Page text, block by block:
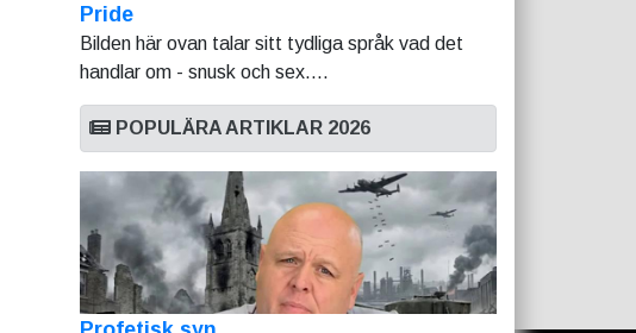
Pride
Bilden här ovan talar sitt tydliga språk vad det
handlar om - snusk och sex....
POPULÄRA ARTIKLAR 2026